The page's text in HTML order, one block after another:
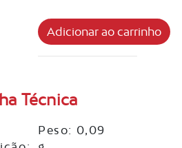
Técnica
Peso: 0,09